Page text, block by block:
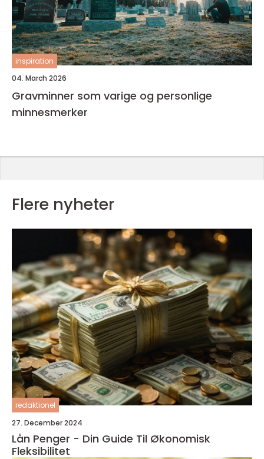
inspiration
04. March 2026
Gravminner som varige og personlige
minnesmerker
Flere nyheter
redaktionel
27. December 2024
Lån Penger - Din Guide Til Økonomisk
Fleksibilitet